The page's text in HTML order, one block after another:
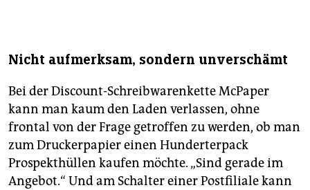
Nicht aufmerksam, sondern unverschämt
Bei der Discount-Schreibwarenkette McPaper
kann man kaum den Laden verlassen, ohne
frontal von der Frage getroffen zu werden, ob man
zum Druckerpapier einen Hunderterpack
Prospekthüllen kaufen möchte. „Sind gerade im
Angebot.“ Und am Schalter einer Postfiliale kann